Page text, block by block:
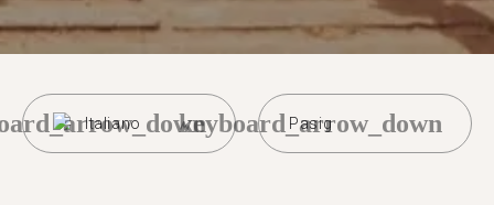
Italiano Pasig
keyboard_arrow_down